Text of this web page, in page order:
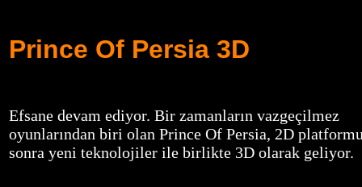
Prince Of Persia 3D
Efsane devam ediyor. Bir zamanların vazgeçilmez
oyunlarından biri olan Prince Of Persia, 2D
sonra yeni teknolojiler ile birlikte 3D olarak geliyor.